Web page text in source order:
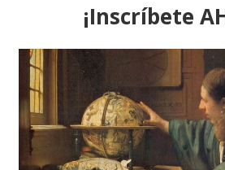
¡Inscríbete